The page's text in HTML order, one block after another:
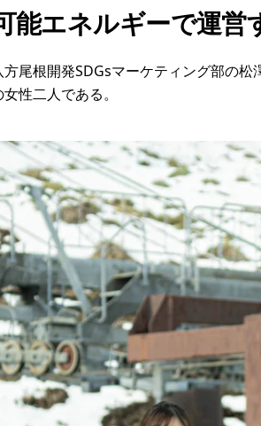
能エネルギーで運営
尾根開発SDGsマーケティング部の
性二人である。